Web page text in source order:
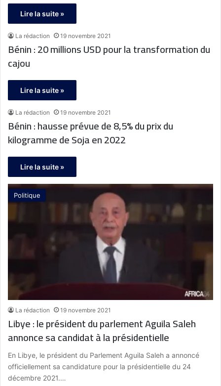
Lire la suite »
La rédaction 19 novembre 2021
Bénin : 20 millions USD pour la transformation du
cajou
Lire la suite »
La rédaction 19 novembre 2021
Bénin : hausse prévue de 8,5% du prix du
kilogramme de Soja en 2022
Lire la suite »
Politique
La rédaction 19 novembre 2021
Libye : le président du parlement Aguila Saleh
annonce sa candidat à la présidentielle
En Libye, le président du Parlement Aguila Saleh a annoncé
officiellement sa candidature pour la présidentielle du 24
décembre 2021.…